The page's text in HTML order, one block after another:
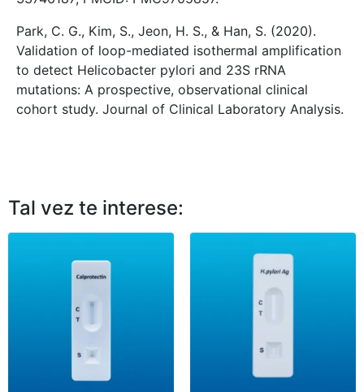
Park, C. G., Kim, S., Jeon, H. S., & Han, S. (2020).
Validation of loop-mediated isothermal amplification
to detect Helicobacter pylori and 23S rRNA
mutations: A prospective, observational clinical
cohort study. Journal of Clinical Laboratory Analysis.
Tal vez te interese: